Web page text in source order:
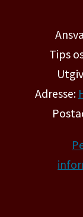
Tips
Adresse: